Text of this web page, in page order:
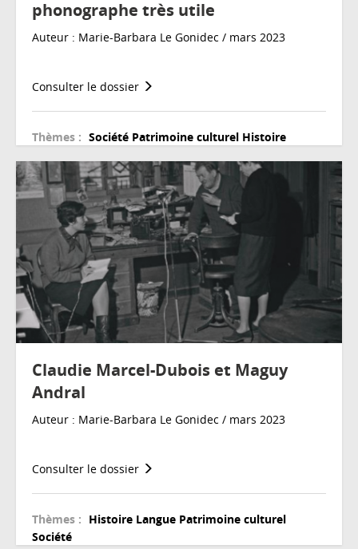
phonographe très utile
Auteur : Marie-Barbara Le Gonidec / mars 2023
Consulter le dossier
Thèmes : Société Patrimoine culturel Histoire
Claudie Marcel-Dubois et Maguy
Andral
Auteur : Marie-Barbara Le Gonidec / mars 2023
Consulter le dossier
Thèmes : Histoire Langue Patrimoine culturel
Société